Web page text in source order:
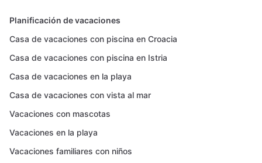
Planificación de vacaciones
Casa de vacaciones con piscina en Croacia
Casa de vacaciones con piscina en Istria
Casa de vacaciones en la playa
Casa de vacaciones con vista al mar
Vacaciones con mascotas
Vacaciones en la playa
Vacaciones familiares con niños